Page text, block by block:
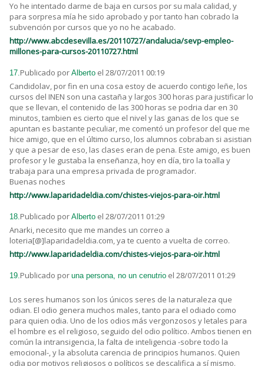
Yo he intentado darme de baja en cursos por su mala calidad, y
para sorpresa mía he sido aprobado y por tanto han cobrado la
subvención por cursos que yo no he acabado.
http://www.abcdesevilla.es/20110727/andalucia/sevp-empleo-
millones-para-cursos-20110727.html
17.Publicado por Alberto el 28/07/2011 00:19
Candidolav, por fin en una cosa estoy de acuerdo contigo leñe, los
cursos del INEN son una castaña y largos 300 horas para justificar lo
que se llevan, el contenido de las 300 horas se podria dar en 30
minutos, tambien es cierto que el nivel y las ganas de los que se
apuntan es bastante peculiar, me comentó un profesor del que me
hice amigo, que en el último curso, los alumnos cobraban si asistian
y que a pesar de eso, las clases eran de pena. Este amigo, es buen
profesor y le gustaba la enseñanza, hoy en día, tiro la toalla y
trabaja para una empresa privada de programador.
Buenas noches
http://www.laparidadeldia.com/chistes-viejos-para-oir.html
18.Publicado por Alberto el 28/07/2011 01:29
Anarki, necesito que me mandes un correo a
loteria[@]laparidadeldia.com, ya te cuento a vuelta de correo.
http://www.laparidadeldia.com/chistes-viejos-para-oir.html
19.Publicado por una persona, no un cenutrio el 28/07/2011 01:29
Los seres humanos son los únicos seres de la naturaleza que
odian. El odio genera muchos males, tanto para el odiado como
para quien odia. Uno de los odios más vergonzosos y letales para
el hombre es el religioso, seguido del odio político. Ambos tienen en
común la intransigencia, la falta de inteligencia -sobre todo la
emocional-, y la absoluta carencia de principios humanos. Quien
odia por motivos religiosos o políticos se descalifica a sí mismo.